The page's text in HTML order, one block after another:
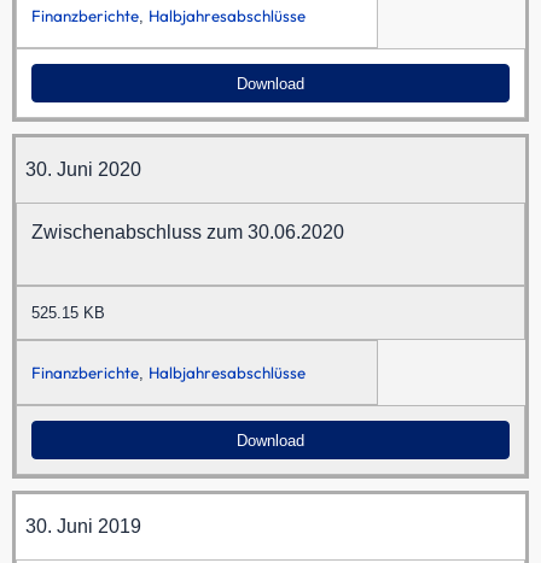
Finanzberichte, Halbjahresabschlüsse
Download
30. Juni 2020
Zwischenabschluss zum 30.06.2020
525.15 KB
Finanzberichte, Halbjahresabschlüsse
Download
30. Juni 2019